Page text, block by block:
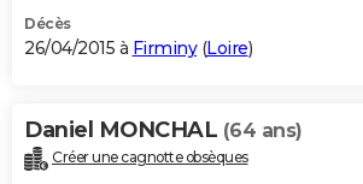
Décès
26/04/2015 à Firminy(Loire)
Daniel MONCHAL (64 ans)
Créer une cagnotte obsèques